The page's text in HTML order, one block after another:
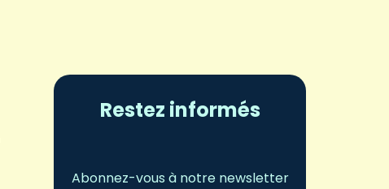
Restez informés
Abonnez-vous à notre newsletter